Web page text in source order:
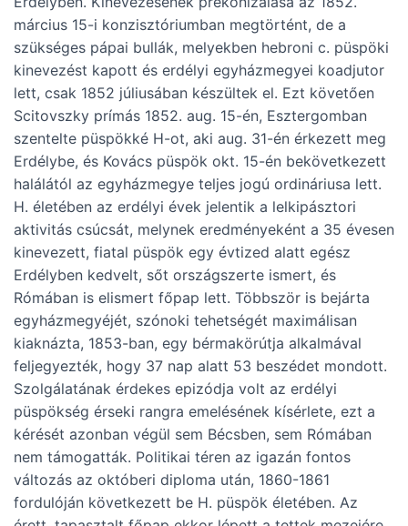
március 15-i konzisztóriumban megtörtént, de a
szükséges pápai bullák, melyekben hebroni c. püspöki
kinevezést kapott és erdélyi egyházmegyei koadjutor
lett, csak 1852 júliusában készültek el. Ezt követően
Scitovszky prímás 1852. aug. 15-én, Esztergomban
szentelte püspökké H-ot, aki aug. 31-én érkezett meg
Erdélybe, és Kovács püspök okt. 15-én bekövetkezett
halálától az egyházmegye teljes jogú ordináriusa lett.
H. életében az erdélyi évek jelentik a lelkipásztori
aktivitás csúcsát, melynek eredményeként a 35 évesen
kinevezett, fiatal püspök egy évtized alatt egész
Erdélyben kedvelt, sőt országszerte ismert, és
Rómában is elismert főpap lett. Többször is bejárta
egyházmegyéjét, szónoki tehetségét maximálisan
kiaknázta, 1853-ban, egy bérmakörútja alkalmával
feljegyezték, hogy 37 nap alatt 53 beszédet mondott.
Szolgálatának érdekes epizódja volt az erdélyi
püspökség érseki rangra emelésének kísérlete, ezt a
kérését azonban végül sem Bécsben, sem Rómában
nem támogatták. Politikai téren az igazán fontos
változás az októberi diploma után, 1860-1861
fordulóján következett be H. püspök életében. Az